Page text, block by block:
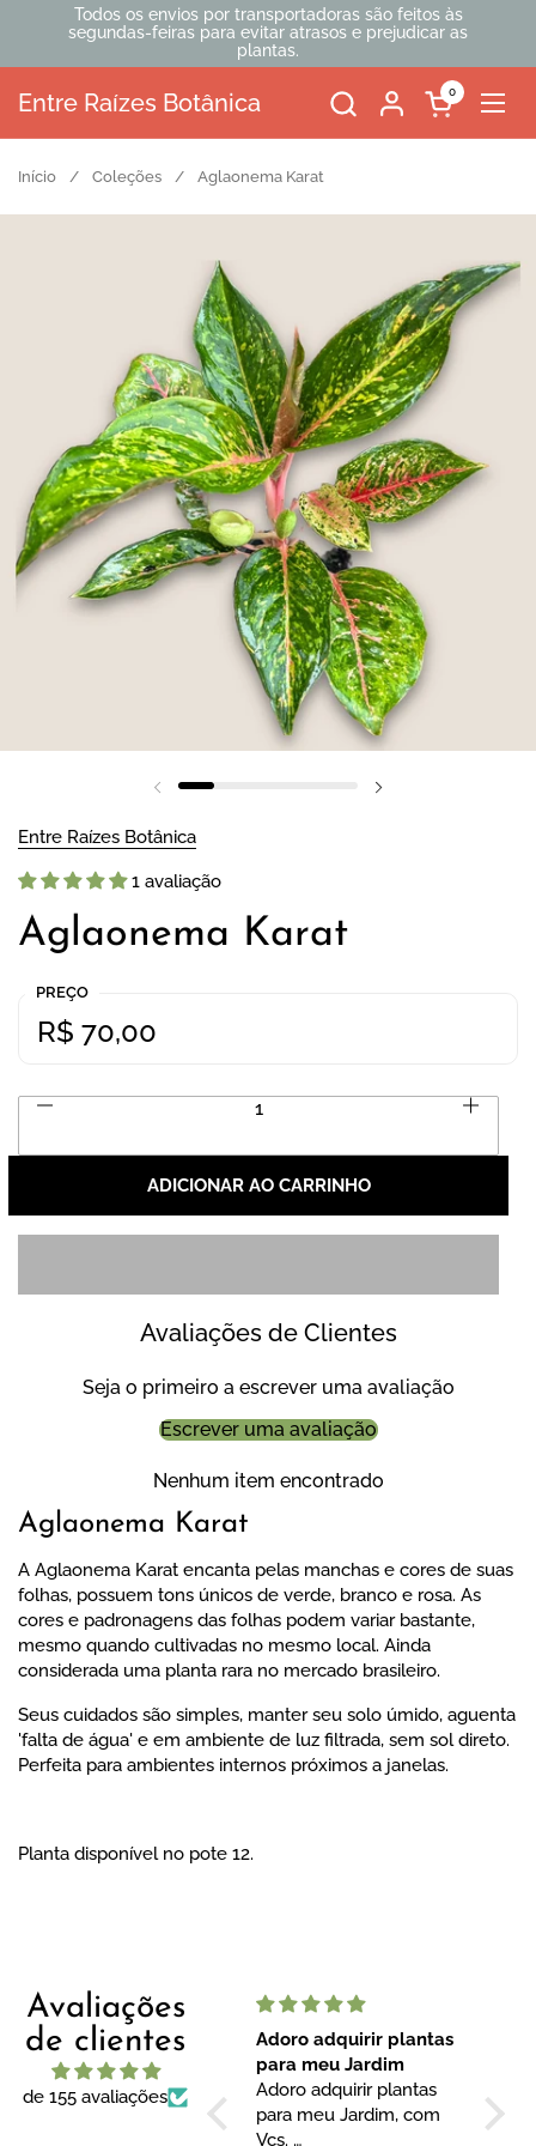
Ir para o conteúdo
Todos os envios por transportadoras são feitos às
segundas-feiras para evitar atrasos e prejudicar as
plantas.
Entre Raízes Botânica Abrir
0
Início / Coleções / Aglaonema Karat
Slide anterior
Entre Raízes Botânica
1 avaliação
Aglaonema Karat
PREÇO
Preço:
R$ 70,00
Preço normal:
Quantidade
ADICIONAR AO CARRINHO
Avaliações de Clientes
Seja o primeiro a escrever uma avaliação
Escrever uma avaliação
Nenhum item encontrado
Aglaonema Karat
A Aglaonema Karat encanta pelas manchas e cores de suas
folhas, possuem tons únicos de verde, branco e rosa. As
cores e padronagens das folhas podem variar bastante,
mesmo quando cultivadas no mesmo local. Ainda
considerada uma planta rara no mercado brasileiro.
Seus cuidados são simples, manter seu solo úmido, aguenta
'falta de água' e em ambiente de luz filtrada, sem sol direto.
Perfeita para ambientes internos próximos a janelas.
Planta disponível no pote 12.
Avaliações
de clientes
de 155 avaliações
Adoro adquirir plantas
para meu Jardim
Adoro adquirir plantas
para meu Jardim, com
Loja muito boa
Loja muito boa,
atendimento e
de qualidade,